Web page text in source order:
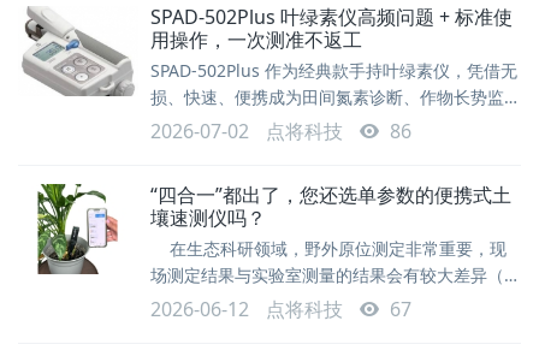
范以及生态监测新技术、新方法与仪器应用案例等
前沿方向开展系统培训，有助于提升我国生态系统
变化监测能力与青年人才培养水平。本次培训由中
国科学院人才与人事局资助，中国生
SPAD‑502Plus 叶绿素仪高频问题 + 标准使
用操作，一次测准不返工
SPAD‑502Plus 作为经典款手持叶绿素仪，凭借无
损、快速、便携成为田间氮素诊断、作物长势监测
的标配设备。但很多用户在开机校准、野外测量、
数据存储、报错处理上频繁踩坑，导致数据不准、
量值反映的是作物叶子中的叶绿素含量。它根据在
叶绿素吸收率不同的两个波段中叶子的光透射量来
计算叶绿素值。叶绿素的光谱吸收特性上图显示的
是使用80%的丙酮从两片叶
2026-07-02 点将科技 86
“四合一”都出了，您还选单参数的便携式土
壤速测仪吗？
在生态科研领域，野外原位测定非常重要，现
场测定结果与实验室测量的结果会有较大差异（空
间异质性）。但是，现场测定的难度比较大，受困
于先进的现场测量技术。 原位的土壤理化性质调
2026-06-12 点将科技 67